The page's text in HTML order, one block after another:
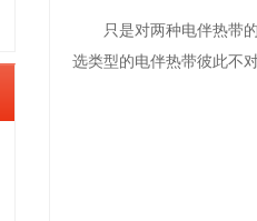
只是对两种电伴热带
选类型的电伴热带彼此不对